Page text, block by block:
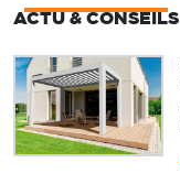
ACTU & CONSEILS